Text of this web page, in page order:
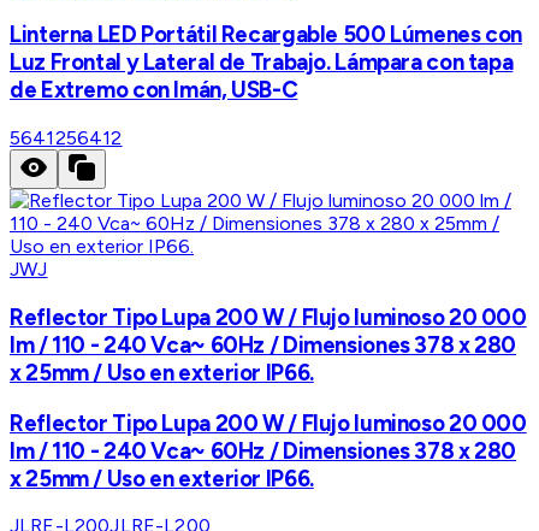
Linterna LED Portátil Recargable 500 Lúmenes con
Luz Frontal y Lateral de Trabajo. Lámpara con tapa
de Extremo con Imán, USB-C
5641256412
JWJ
Reflector Tipo Lupa 200 W / Flujo luminoso 20 000
lm / 110 - 240 Vca~ 60Hz / Dimensiones 378 x 280
x 25mm / Uso en exterior IP66.
Reflector Tipo Lupa 200 W / Flujo luminoso 20 000
lm / 110 - 240 Vca~ 60Hz / Dimensiones 378 x 280
x 25mm / Uso en exterior IP66.
JLRE-L200JLRE-L200